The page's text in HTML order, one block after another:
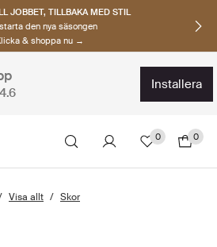
JOBBET, TILLBAKA MED STIL
den nya säsongen
& shoppa nu →
4.6
installera
0 0
Visa allt Skor